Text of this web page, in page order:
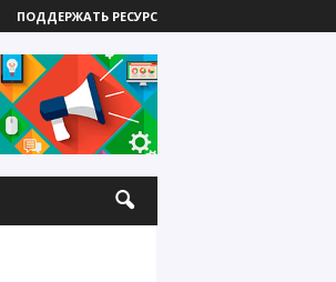
ПОДДЕРЖАТЬ РЕСУРС